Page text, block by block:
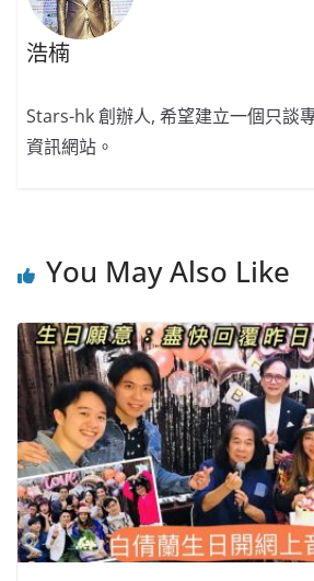
浩楠
Stars-hk 創辦人, 希望建立一個只談
資訊網站。
You May Also Like